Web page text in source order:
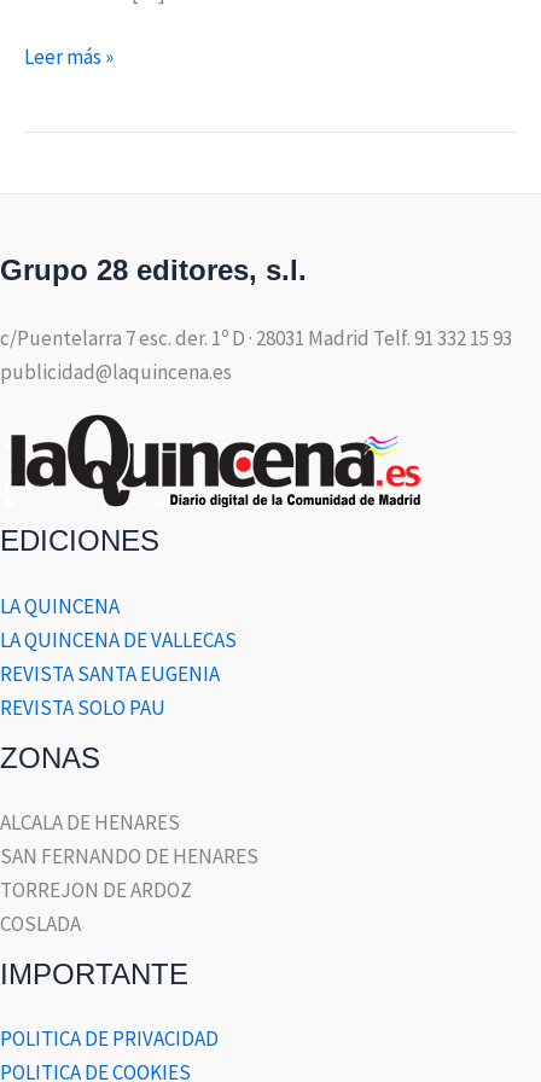
Leer más »
Grupo 28 editores, s.l.
c/Puentelarra 7 esc. der. 1º D · 28031 Madrid Telf. 91 332 15 93
publicidad@laquincena.es
EDICIONES
LA QUINCENA
LA QUINCENA DE VALLECAS
REVISTA SANTA EUGENIA
REVISTA SOLO PAU
ZONAS
ALCALA DE HENARES
SAN FERNANDO DE HENARES
TORREJON DE ARDOZ
COSLADA
IMPORTANTE
POLITICA DE PRIVACIDAD
POLITICA DE COOKIES